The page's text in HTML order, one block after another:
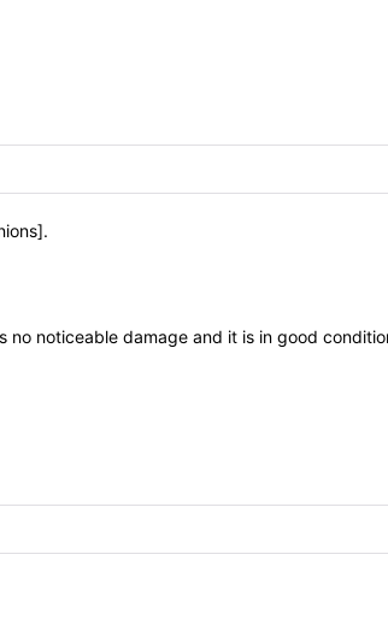
no noticeable damage and it is in good